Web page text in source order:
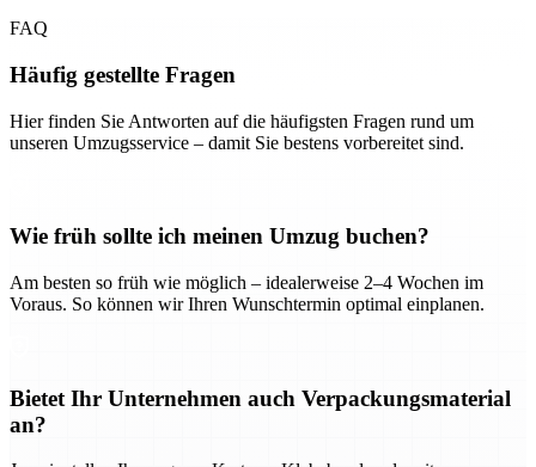
FAQ
Häufig gestellte Fragen
Hier finden Sie Antworten auf die häufigsten Fragen rund um
unseren Umzugsservice – damit Sie bestens vorbereitet sind.
Wie früh sollte ich meinen Umzug buchen?
Am besten so früh wie möglich – idealerweise 2–4 Wochen im
Voraus. So können wir Ihren Wunschtermin optimal einplanen.
Bietet Ihr Unternehmen auch Verpackungsmaterial
an?